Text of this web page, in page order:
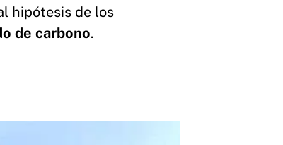
hipótesis de los
de carbono.